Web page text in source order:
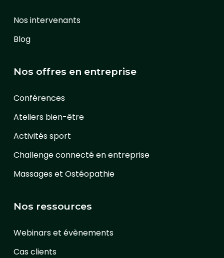
Nos intervenants
Blog
Nos offres en entreprise
Conférences
Ateliers bien-être
Activités sport
Challenge connecté en entreprise
Massages et Ostéopathie
Nos ressources
Webinars et évènements
Cas clients